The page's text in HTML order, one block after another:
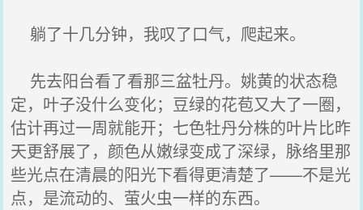
躺了十几分钟，我叹了口气，爬起来。
先去阳台看了看那三盆牡丹。姚黄的状态稳
定，叶子没什么变化；豆绿的花苞又大了一圈，
估计再过一周就能开；七色牡丹分株的叶片比昨
天更舒展了，颜色从嫩绿变成了深绿，脉络里那
些光点在清晨的阳光下看得更清楚了——不是光
点，是流动的、萤火虫一样的东西。